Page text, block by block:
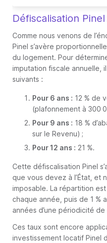
Défiscalisation
Comme nous venons de
Pinel s’avère
du logement. Pour
imputation fiscale annuelle,
suivants :
Pour 6 ans : 12 % de
(plafonnement à 300
Pour 9 ans : 18 %
sur le Revenu) ;
Pour 12 ans : 21 %.
Cette défiscalisation Pinel
que vous devez à l’État, et
imposable. La répartition
chaque année, puis de 1 %
années d’une périodicité de
Ces taux sont encore
investissement locatif Pinel